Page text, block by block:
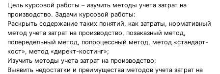
Цель курсовой работы – изучить методы учета затрат на
производство. Задачи курсовой работы:
Раскрыть содержание таких понятий, как затраты, нормативный
метод учета затрат на производство, позаказный метод,
попередельный метод, попроцессный метод, метод «стандарт-
кост», метод «директ-костинг»;
Изучить методы учета затрат на производство;
Выявить недостатки и преимущества методов учета затрат на